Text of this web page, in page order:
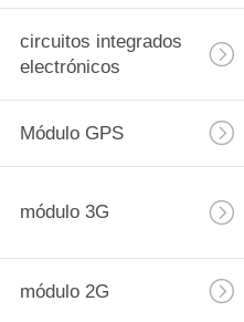
Sensor
circuitos integrados
electrónicos
Módulo GPS
módulo 3G
módulo 2G